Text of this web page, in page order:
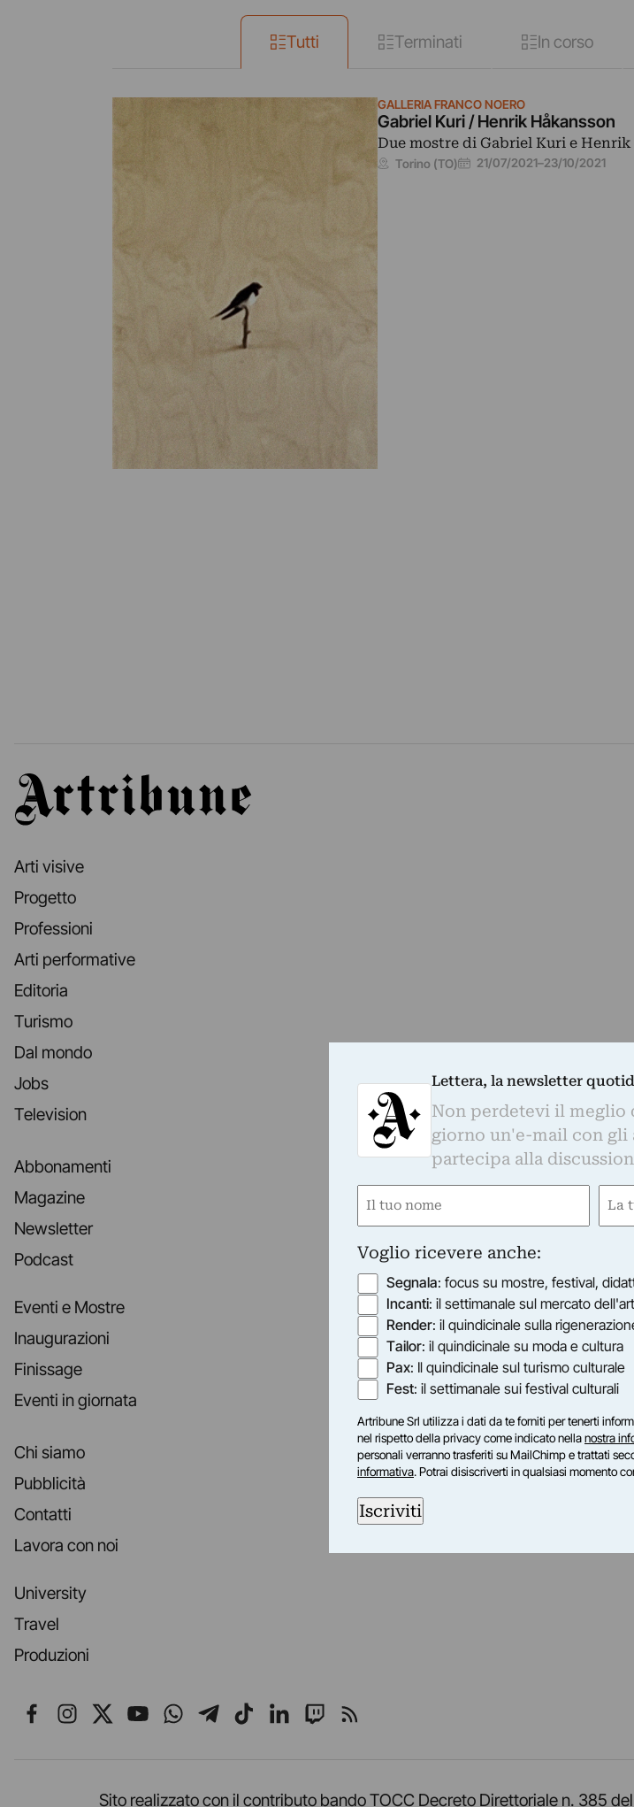
Tutti Terminati In corso
GALLERIA FRANCO NOERO
Gabriel Kuri / Henrik Håkansson
Due mostre di Gabriel Kuri e
Torino (TO) 21/07/2021–23/10/2021
Artribune
Arti visive
Progetto
Professioni
Arti performative
Editoria
Turismo
Dal mondo
Jobs
Television
Abbonamenti
Magazine
Newsletter
Podcast
Eventi e Mostre
Inaugurazioni
Finissage
Eventi in giornata
Chi siamo
Pubblicità
Contatti
Lavora con noi
University
Travel
Produzioni
Seguici su Facebook
Seguici su Instagram
Seguici su X
Seguici su YouTube
Seguici su WhatsApp
Seguici su Telegram
Seguici su TikTok
Seguici su LinkedIn
Seguici su Twitch
Seguici su Rss
Sito realizzato con il contributo bando TOCC Decreto Direttoriale n. 385
Lettera, la newsletter
Non perdetevi il meglio
giorno un'e-mail con
partecipa alla
Nome
Email
Voglio ricevere anche:
Segnala: focus su mostre, festival,
Incanti: il settimanale sul mercato
Render: il quindicinale sulla
Tailor: il quindicinale su moda e cultura
Pax: Il quindicinale sul turismo culturale
Fest: il settimanale sui festival culturali
Artribune Srl utilizza i dati da te forniti per tenerti
nel rispetto della privacy come indicato nellanostra
personali verranno trasferiti su MailChimp e trattati
informativa. Potrai disiscriverti in qualsiasi momento
Iscriviti